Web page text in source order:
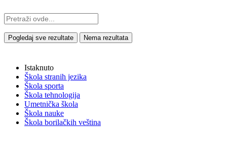
Pogledaj sve rezultate Nema rezultata
Istaknuto
Škola stranih jezika
Škola sporta
Škola tehnologija
Umetnička škola
Škola nauke
Škola borilačkih veština